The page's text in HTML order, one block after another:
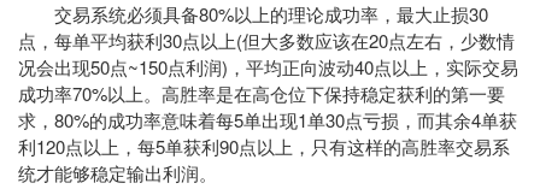
交易系统必须具备80%以上的理论成功率，最大止损30
点，每单平均获利30点以上(但大多数应该在20点左右，少数情
况会出现50点~150点利润)，平均正向波动40点以上，实际交易
成功率70%以上。高胜率是在高仓位下保持稳定获利的第一要
求，80%的成功率意味着每5单出现1单30点亏损，而其余4单获
利120点以上，每5单获利90点以上，只有这样的高胜率交易系
统才能够稳定输出利润。